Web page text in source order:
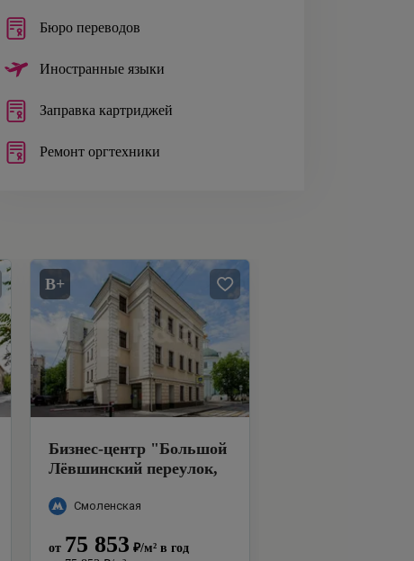
Бюро переводов
Иностранные языки
Заправка картриджей
Ремонт оргтехники
B+
Бизнес-центр "Большой
Лёвшинский переулок,
Смоленская
от 75 853 ₽/м² в год